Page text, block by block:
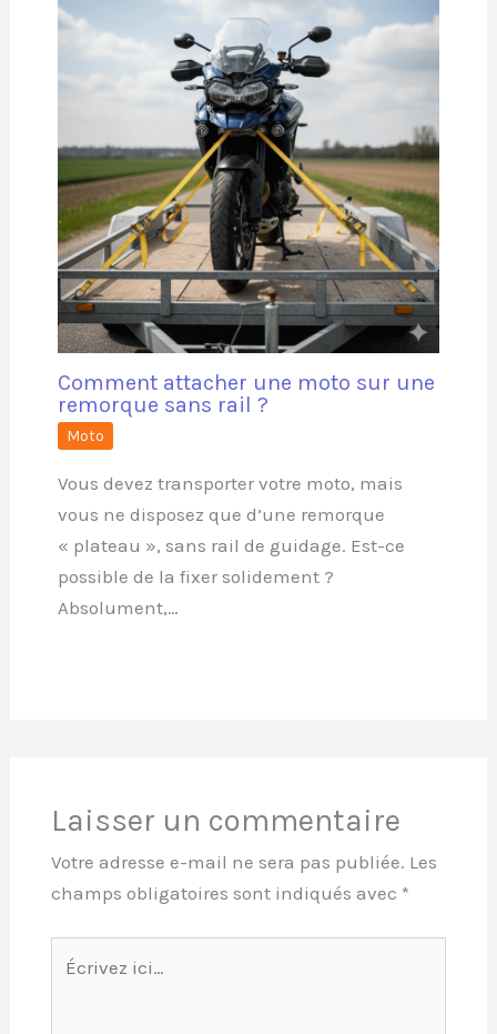
Comment attacher une moto sur une
remorque sans rail ?
Moto
Vous devez transporter votre moto, mais
vous ne disposez que d’une remorque
« plateau », sans rail de guidage. Est-ce
possible de la fixer solidement ?
Absolument,…
Laisser un commentaire
Votre adresse e-mail ne sera pas publiée. Les
champs obligatoires sont indiqués avec *